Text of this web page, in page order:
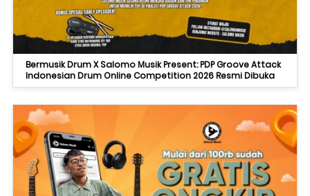
Bermusik Drum X Salomo Musik Present: PDP Groove Attack
Indonesian Drum Online Competition 2026 Resmi Dibuka